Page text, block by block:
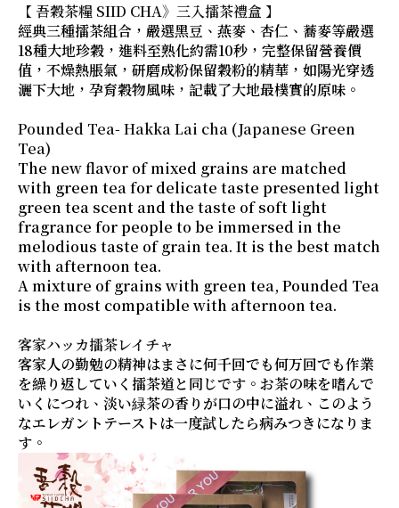
【 吾穀茶糧 SIID CHA》三入擂茶禮盒 】
經典三種擂茶組合，嚴選黑豆、燕麥、杏仁、蕎麥等嚴選
18種大地珍穀，進料至熟化約需10秒，完整保留營養價
值，不燥熱脹氣，研磨成粉保留穀粉的精華，如陽光穿透
灑下大地，孕育穀物風味，記載了大地最樸實的原味。
Pounded Tea- Hakka Lai cha (Japanese Green
Tea)
The new flavor of mixed grains are matched
with green tea for delicate taste presented light
green tea scent and the taste of soft light
fragrance for people to be immersed in the
melodious taste of grain tea. It is the best match
with afternoon tea.
A mixture of grains with green tea, Pounded Tea
is the most compatible with afternoon tea.
客家ハッカ擂茶レイチャ
客家人の勤勉の精神はまさに何千回でも何万回でも作業
を繰り返していく擂茶道と同じです。お茶の味を嗜んで
いくにつれ、淡い緑茶の香りが口の中に溢れ、このよう
なエレガントテーストは一度試したら病みつきになりま
す。